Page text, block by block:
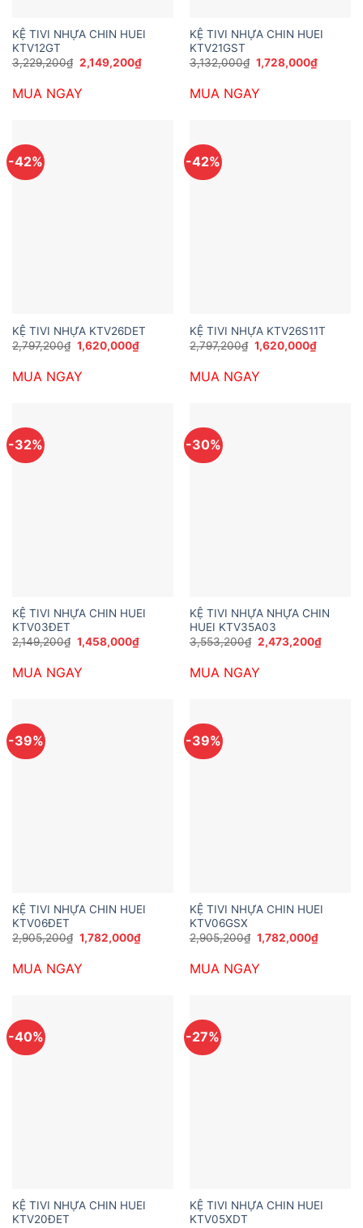
KỆ TIVI NHỰA CHIN HUEI
KTV12GT
3,229,200₫ Giá
gốc
3,229,200₫.
2,149,200₫Giá
hiện
MUA NGAY
KỆ TIVI NHỰA CHIN HUEI
KTV21GST
3,132,000₫ Giá
gốc
3,132,000₫.
1,728,000₫Giá
hiện
MUA NGAY
-42%
KỆ TIVI NHỰA KTV26DET
2,797,200₫ Giá
gốc
2,797,200₫.
1,620,000₫Giá
hiện
MUA NGAY
-42%
KỆ TIVI NHỰA KTV26S11T
2,797,200₫ Giá
gốc
2,797,200₫.
1,620,000₫Giá
hiện
MUA NGAY
-32%
KỆ TIVI NHỰA CHIN HUEI
KTV03ĐET
2,149,200₫ Giá
gốc
2,149,200₫.
1,458,000₫Giá
hiện
MUA NGAY
-30%
KỆ TIVI NHỰA NHỰA CHIN
HUEI KTV35A03
3,553,200₫ Giá
gốc
3,553,200₫.
2,473,200₫Giá
hiện
MUA NGAY
-39%
KỆ TIVI NHỰA CHIN HUEI
KTV06ĐET
2,905,200₫ Giá
gốc
2,905,200₫.
1,782,000₫Giá
hiện
MUA NGAY
-39%
KỆ TIVI NHỰA CHIN HUEI
KTV06GSX
2,905,200₫ Giá
gốc
2,905,200₫.
1,782,000₫Giá
hiện
MUA NGAY
-40%
KỆ TIVI NHỰA CHIN HUEI
KTV20ĐET
-27%
KỆ TIVI NHỰA CHIN HUEI
KTV05XDT